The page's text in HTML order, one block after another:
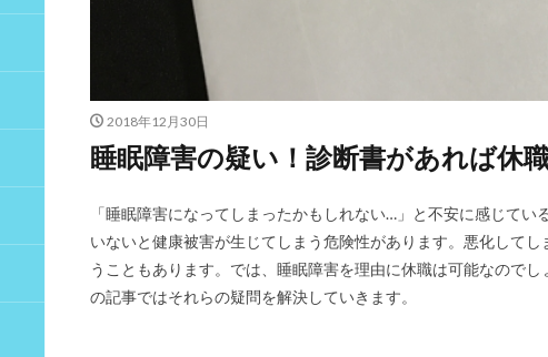
2018年12月30日
睡眠障害の疑い！診断書があれば休
「睡眠障害になってしまったかもしれない…」と不安に感じて
いないと健康被害が生じてしまう危険性があります。悪化して
うこともあります。では、睡眠障害を理由に休職は可能なので
の記事ではそれらの疑問を解決していきます。